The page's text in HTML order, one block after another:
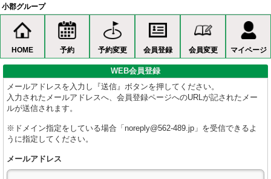
小郡グループ
HOME 予約 予約変更 会員登録 会員変更 マイページ
WEB会員登録
メールアドレスを入力し『送信』ボタンを押してください。
入力されたメールアドレスへ、会員登録ページへのURLが記されたメー
ルが送信されます。
※ドメイン指定をしている場合「noreply@562-489.jp」を受信できるよ
うに指定してください。
メールアドレス